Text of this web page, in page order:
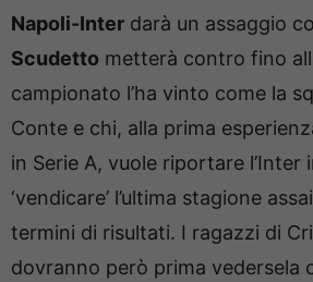
Napoli-Inter darà un assaggio
Scudetto metterà contro fino
campionato l’ha vinto come la
Conte e chi, alla prima
in Serie A, vuole riportare l’Inter
‘vendicare’ l’ultima stagione
termini di risultati. I ragazzi di
dovranno però prima vedersela